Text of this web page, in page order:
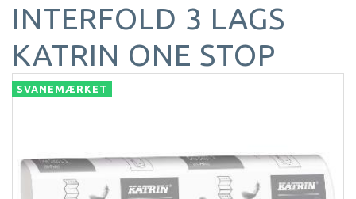
INTERFOLD 3 LAGS
KATRIN ONE STOP
SVANEMÆRKET